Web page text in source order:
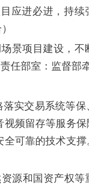
应进必进，持续
）
景项目建设， 不
责任部室：监督部
实交易系统等
频留存等服务
可靠的技术支撑
源和国资产权